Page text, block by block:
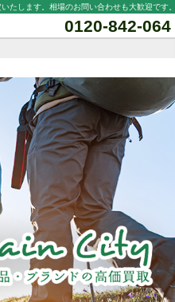
たします。相場のお問い合わせも大歓迎です
0120-842-064